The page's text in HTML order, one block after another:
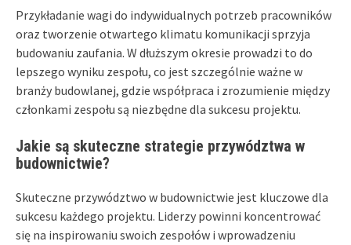
Przykładanie wagi do indywidualnych potrzeb pracowników
oraz tworzenie otwartego klimatu komunikacji sprzyja
budowaniu zaufania. W dłuższym okresie prowadzi to do
lepszego wyniku zespołu, co jest szczególnie ważne w
branży budowlanej, gdzie współpraca i zrozumienie między
członkami zespołu są niezbędne dla sukcesu projektu.
Jakie są skuteczne strategie przywództwa w
budownictwie?
Skuteczne przywództwo w budownictwie jest kluczowe dla
sukcesu każdego projektu. Liderzy powinni koncentrować
się na inspirowaniu swoich zespołów i wprowadzeniu